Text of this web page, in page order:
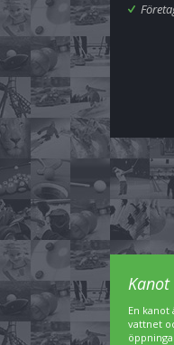
En
vattnet